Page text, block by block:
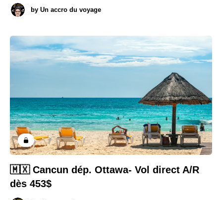
by Un accro du voyage
🇲🇽 Cancun dép. Ottawa- Vol direct A/R
dès 453$